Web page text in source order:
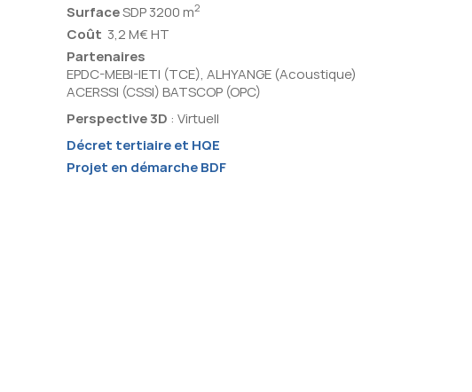
SurfaceSDP 3200 m2
Coût 3,2 M€ HT
Partenaires
EPDC-MEBI-IETI (TCE), ALHYANGE (Acoustique)
ACERSSI (CSSI) BATSCOP (OPC)
Perspective 3D : Virtuell
Décret tertiaire et HQE
Projet en démarche BDF